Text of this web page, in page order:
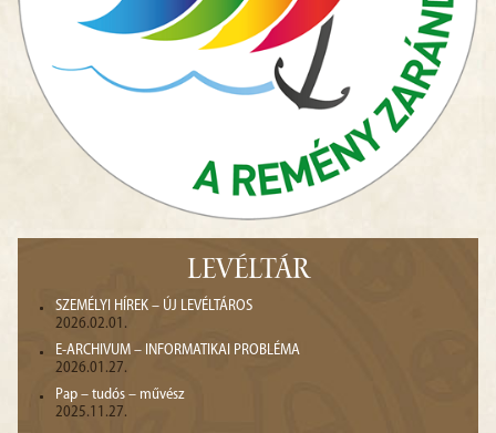
LEVÉLTÁR
SZEMÉLYI HÍREK – ÚJ LEVÉLTÁROS
2026.02.01.
E-ARCHIVUM – INFORMATIKAI PROBLÉMA
2026.01.27.
Pap – tudós – művész
2025.11.27.